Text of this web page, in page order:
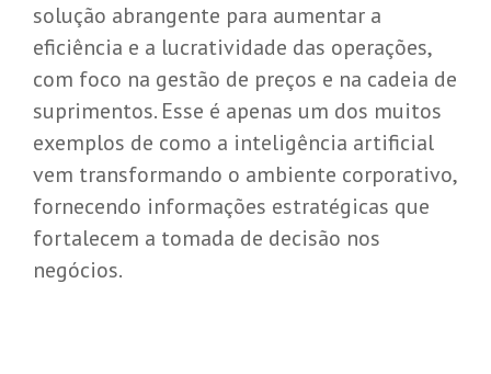
solução abrangente para aumentar a
eficiência e a lucratividade das operações,
com foco na gestão de preços e na cadeia de
suprimentos. Esse é apenas um dos muitos
exemplos de como a inteligência artificial
vem transformando o ambiente corporativo,
fornecendo informações estratégicas que
fortalecem a tomada de decisão nos
negócios.